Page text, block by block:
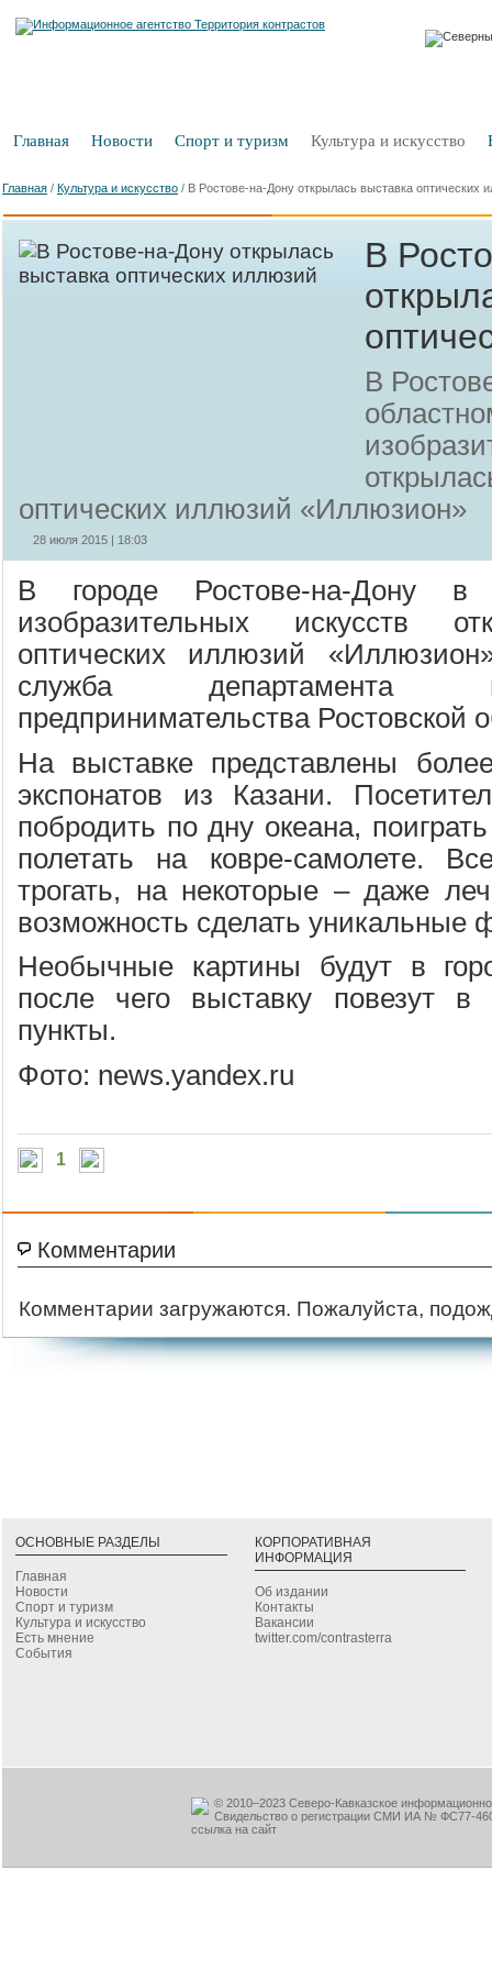
Главная Новости Спорт и туризм Культура и искусство
Главная / Культура и искусство / В Ростове-на-Дону открылась выставка оптических
В
В
оптических иллюзий «Иллюзион»
28 июля 2015 | 18:03
В городе Ростове-на-Дону в
изобразительных искусств
оптических иллюзий
служба департамента
предпринимательства Ростовской
На выставке представлены
экспонатов из Казани.
побродить по дну океана,
полетать на ковре-самолете.
трогать, на некоторые – даже
возможность сделать уникальные
Необычные картины будут в
после чего выставку повезут в
пункты.
Фото: news.yandex.ru
1
Комментарии
Комментарии загружаются. Пожалуйста,
ОСНОВНЫЕ РАЗДЕЛЫ
Главная
Новости
Спорт и туризм
Культура и искусство
Есть мнение
События
КОРПОРАТИВНАЯ
ИНФОРМАЦИЯ
Об издании
Контакты
Вакансии
twitter.com/contrasterra
© 2010–2023 Северо-Кавказское
Свидельство о регистрации СМИ ИА № ФС77-
ссылка на сайт